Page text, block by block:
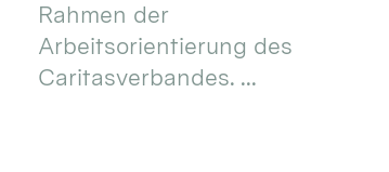
Rahmen der
Arbeitsorientierung des
Caritasverbandes. ...